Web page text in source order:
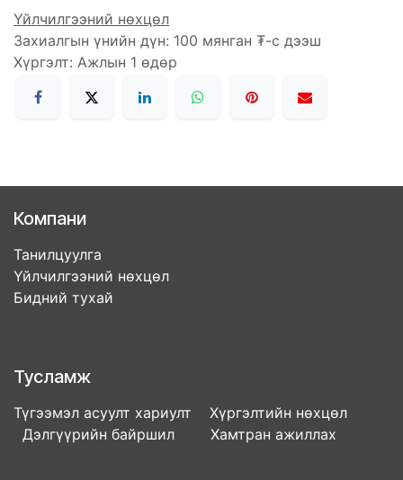
Үйлчилгээний нөхцөл
Захиалгын үнийн дүн: 100 мянган ₮-с дээш
Хүргэлт: Ажлын 1 өдөр
Компани
Танилцуулга
Үйлчилгээний нөхцөл
Бидний тухай
Тусламж
Түгээмэл асуулт хариулт Хүргэлтийн нөхцөл
Дэлгүүрийн байршил Хамтран ажиллах